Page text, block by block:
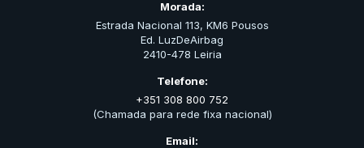
Morada:
Estrada Nacional 113, KM6 Pousos
Ed. LuzDeAirbag
2410-478 Leiria
Telefone:
+351 308 800 752
(Chamada para rede fixa nacional)
Email: